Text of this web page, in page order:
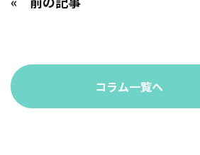
コラム一覧へ